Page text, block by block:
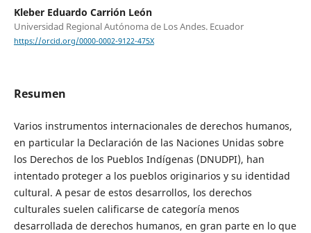
Kleber Eduardo Carrión León
Universidad Regional Autónoma de Los Andes. Ecuador
https://orcid.org/0000-0002-9122-475X
Resumen
Varios instrumentos internacionales de derechos humanos,
en particular la Declaración de las Naciones Unidas sobre
los Derechos de los Pueblos Indígenas (DNUDPI), han
intentado proteger a los pueblos originarios y su identidad
cultural. A pesar de estos desarrollos, los derechos
culturales suelen calificarse de categoría menos
desarrollada de derechos humanos, en gran parte en lo que